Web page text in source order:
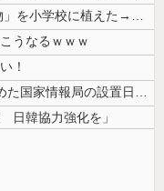
【復讐】 絶対に「植えてはいけない植物」を小学校に植えた→20年経って...
うなるｗｗｗ
！
（ ´_ゝ`）中国「高市政権が法制化を進めた国家情報局の設置日が7月3...
日韓協力強化を」